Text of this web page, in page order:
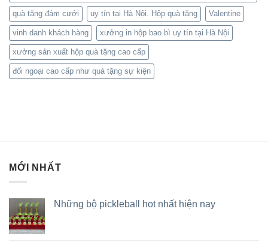
quà tặng đám cưới uy tín tại Hà Nội. Hộp quà tặng Valentine
vinh danh khách hàng xưởng in hộp bao bì uy tín tại Hà Nội
xưởng sản xuất hộp quà tặng cao cấp
đối ngoại cao cấp như quà tặng sự kiện
MỚI NHẤT
Những bộ pickleball hot nhất hiện nay